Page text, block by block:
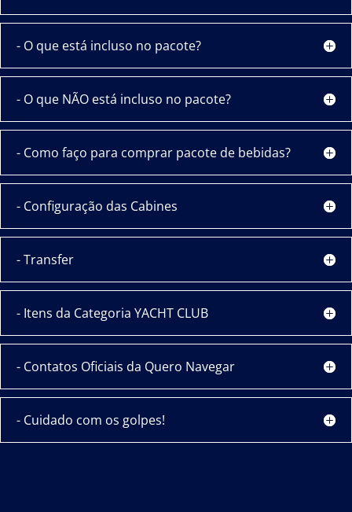
- O que está incluso no pacote?
- O que NÃO está incluso no pacote?
- Como faço para comprar pacote de bebidas?
- Configuração das Cabines
- Transfer
- Itens da Categoria YACHT CLUB
- Contatos Oficiais da Quero Navegar
- Cuidado com os golpes!